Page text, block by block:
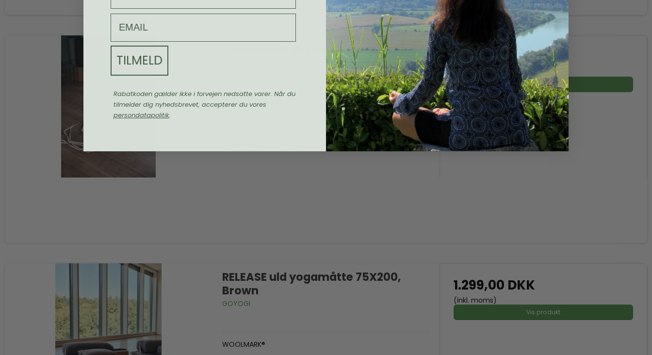
CALM futon yogamåtte, Natur
Økologisk bomuld
799,00 DKK
(inkl. moms)
Vis produkt
RELEASE uld yogamåtte 75X200,
Brown
GOYOGI
WOOLMARK®
1.299,00 DKK
(inkl. moms)
Vis produkt
TILMELD
Rabatkoden gælder ikke i forvejen nedsatte varer. Når du
tilmelder dig nyhedsbrevet, accepterer du vores
persondatapolitik.